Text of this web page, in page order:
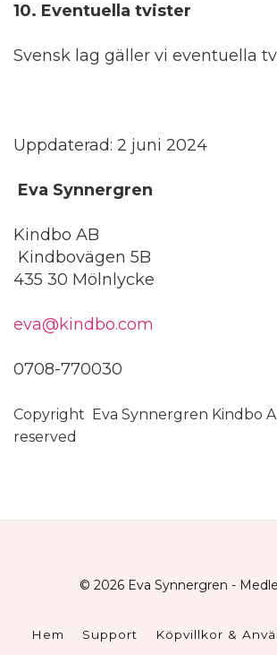
10. Eventuella tvister
Svensk lag gäller vi eventuella
Uppdaterad: 2 juni 2024
Eva Synnergren
Kindbo AB
Kindbovägen 5B
435 30 Mölnlycke
eva@kindbo.com
0708-770030
Copyright Eva Synnergren Kindbo
reserved
© 2026 Eva Synnergren -
Hem Support Köpvillkor &